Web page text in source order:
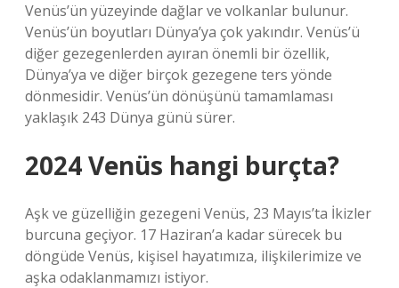
Venüs’ün yüzeyinde dağlar ve volkanlar bulunur.
Venüs’ün boyutları Dünya’ya çok yakındır. Venüs’ü
diğer gezegenlerden ayıran önemli bir özellik,
Dünya’ya ve diğer birçok gezegene ters yönde
dönmesidir. Venüs’ün dönüşünü tamamlaması
yaklaşık 243 Dünya günü sürer.
2024 Venüs hangi burçta?
Aşk ve güzelliğin gezegeni Venüs, 23 Mayıs’ta İkizler
burcuna geçiyor. 17 Haziran’a kadar sürecek bu
döngüde Venüs, kişisel hayatımıza, ilişkilerimize ve
aşka odaklanmamızı istiyor.